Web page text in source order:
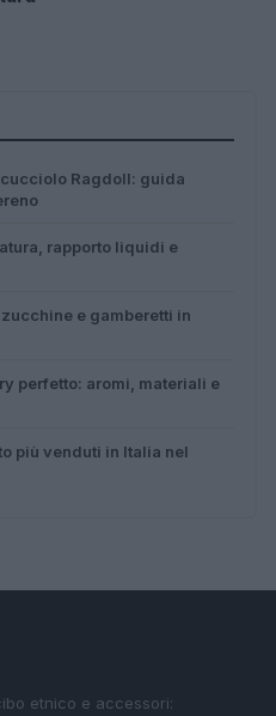
Ragdoll: guida
rapporto liquidi e
e gamberetti in
perfetto: aromi, materiali e
più venduti in Italia nel
etnico e accessori: